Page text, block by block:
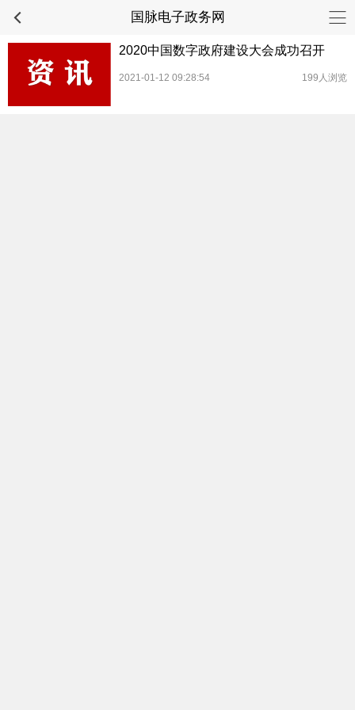
国脉电子政务网
2020中国数字政府建设大会成功召开
2021-01-12 09:28:54 199人浏览